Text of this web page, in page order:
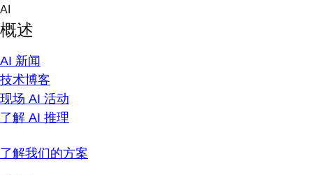
Skip
content
AI
概述
AI 新闻
技术博客
现场 AI 活动
了解 AI 推理
了解我们的方案